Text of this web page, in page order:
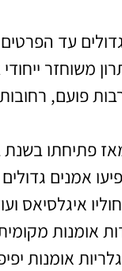
עד
פועם,
להופעות מקומיות ובינלאומיות כאחד.
אמנים
איגלסיאס
אומנות
אומנות